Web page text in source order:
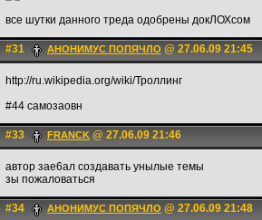
все шутки данного треда одобрены докЛОХсом
#31 АНОНИМУС ПОПЯЧЛО @ 27.06.09 21:45
http://ru.wikipedia.org/wiki/Троллинг
#44 самозаовн
#33 FRANCK @ 27.06.09 21:46
автор заe6ал создавать унылые темы
зы пожаловаться
#34 АНОНИМУС ПОПЯЧЛО @ 27.06.09 21:48